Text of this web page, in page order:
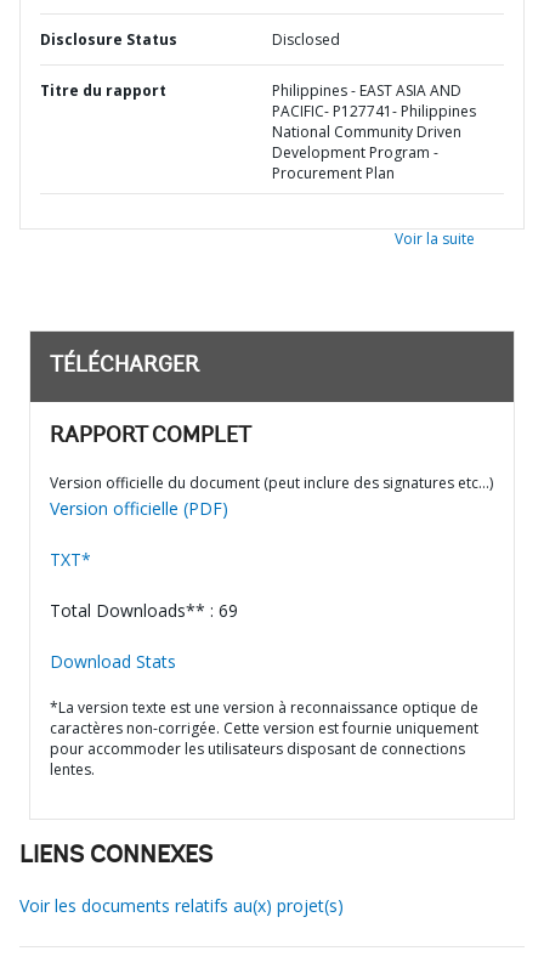
Disclosure Status Disclosed
Titre du rapport
Philippines - EAST ASIA AND
PACIFIC- P127741- Philippines
National Community Driven
Development Program -
Procurement Plan
Voir la suite
TÉLÉCHARGER
RAPPORT COMPLET
Version officielle du document (peut inclure des signatures etc…)
Version officielle (PDF)
TXT*
Total Downloads** : 69
Download Stats
*La version texte est une version à reconnaissance optique de
caractères non-corrigée. Cette version est fournie uniquement
pour accommoder les utilisateurs disposant de connections
lentes.
LIENS CONNEXES
Voir les documents relatifs au(x) projet(s)